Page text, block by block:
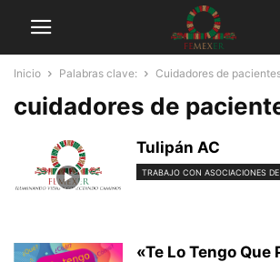
Inicio Palabras clave: Cuidadores de
cuidadores de
Tulipán AC
TRABAJO CON ASOCIACIONES
«Te Lo Tengo Que